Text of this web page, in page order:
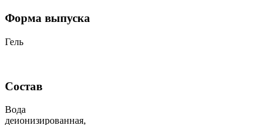
Форма выпуска
Гель
Состав
Вода
деионизированная,